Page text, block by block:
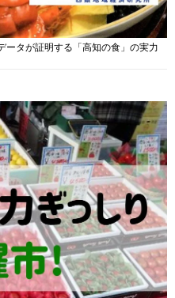
ータが証明する「高知の食」の実力